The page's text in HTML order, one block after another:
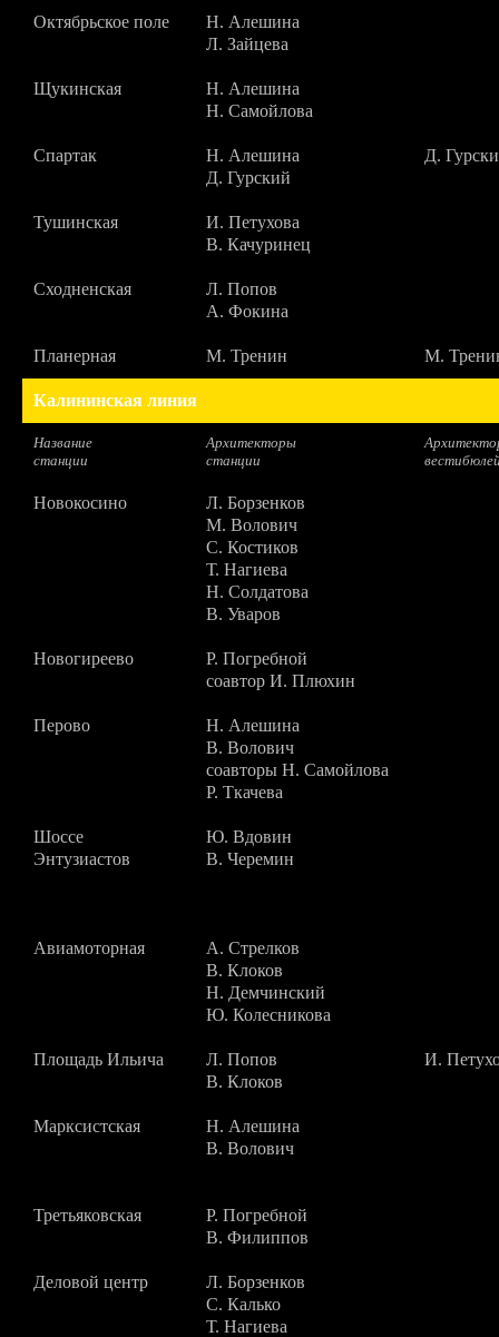
Октябрьское поле
Н. Алешина
Л. Зайцева
Щукинская
Н. Алешина
Н. Самойлова
Спартак
Н. Алешина
Д. Гурский
Д.
Тушинская
И. Петухова
В. Качуринец
Сходненская
Л. Попов
А. Фокина
Планерная М. Тренин М.
Калининская линия
Название
станции
Архитекторы
станции
Новокосино
Л. Борзенков
М. Волович
С. Костиков
Т. Нагиева
Н. Солдатова
В. Уваров
Новогиреево
Р. Погребной
соавтор И. Плюхин
Перово
Н. Алешина
В. Волович
соавторы Н. Самойлова
Р. Ткачева
Шоссе
Энтузиастов
Ю. Вдовин
В. Черемин
Авиамоторная
А. Стрелков
В. Клоков
Н. Демчинский
Ю. Колесникова
Площадь Ильича
Л. Попов
В. Клоков
И.
Марксистская
Н. Алешина
В. Волович
Третьяковская
Р. Погребной
В. Филиппов
Деловой центр
Л. Борзенков
С. Калько
Т. Нагиева